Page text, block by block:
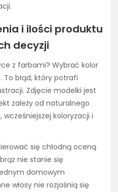
i ilości produktu
decyzji
z farbami? Wybrać kolor
błąd, który potrafi
Zdjęcie modelki jest
zależy od naturalnego
wcześniejszej koloryzacji i
się chłodną oceną
nie stanie się
domowym
włosy nie rozjaśnią się